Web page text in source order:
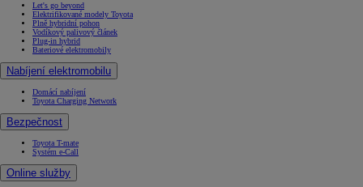
Let's go beyond
Elektrifikované modely Toyota
Plně hybridní pohon
Vodíkový palivový článek
Plug-in hybrid
Bateriové elektromobily
Nabíjení elektromobilu
Domácí nabíjení
Toyota Charging Network
Bezpečnost
Toyota T-mate
Systém e-Call
Online služby